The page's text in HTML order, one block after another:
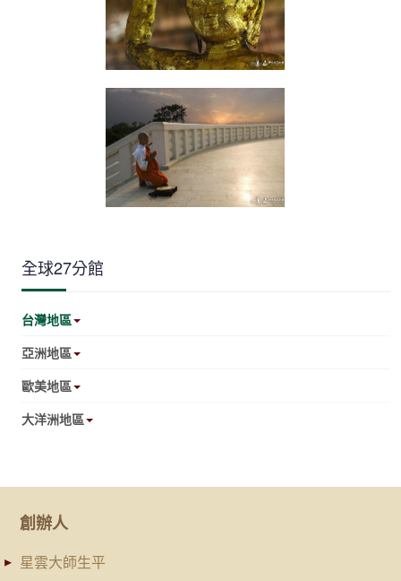
全球27分館
台灣地區
亞洲地區
歐美地區
大洋洲地區
創辦人
星雲大師生平